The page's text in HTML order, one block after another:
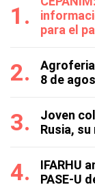
para el
8 de
Joven
Rusia,
IFARHU
PASE-U